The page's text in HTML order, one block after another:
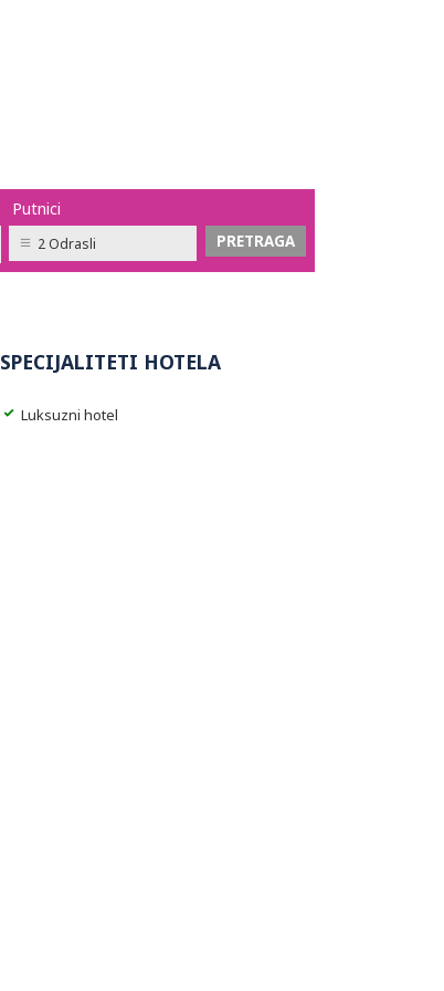
Putnici
2 Odrasli
SPECIJALITETI HOTELA
Luksuzni hotel